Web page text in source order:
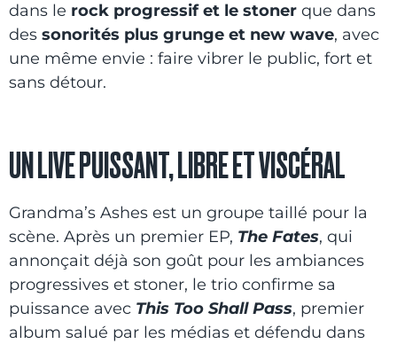
dans le rock progressif et le stoner que dans
des sonorités plus grunge et new wave, avec
une même envie : faire vibrer le public, fort et
sans détour.
UN LIVE PUISSANT, LIBRE ET VISCÉRAL
Grandma’s Ashes est un groupe taillé pour la
scène. Après un premier EP, The Fates, qui
annonçait déjà son goût pour les ambiances
progressives et stoner, le trio confirme sa
puissance avec This Too Shall Pass, premier
album salué par les médias et défendu dans